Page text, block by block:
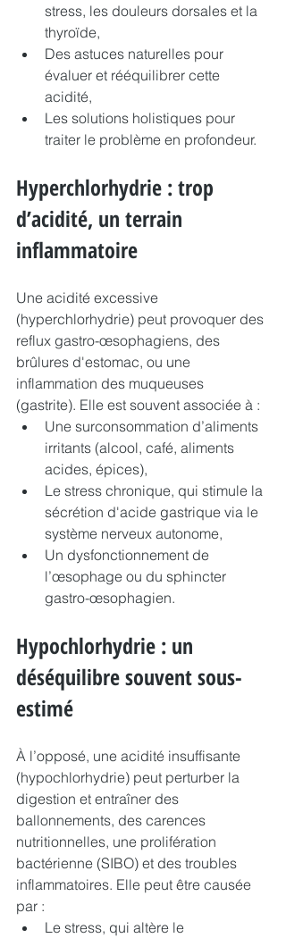
stress, les douleurs dorsales et la
thyroïde,
Des astuces naturelles pour
évaluer et rééquilibrer cette
acidité,
Les solutions holistiques pour
traiter le problème en profondeur.
Hyperchlorhydrie : trop
d’acidité, un terrain
inflammatoire
Une acidité excessive
(hyperchlorhydrie) peut provoquer des
reflux gastro-œsophagiens, des
brûlures d'estomac, ou une
inflammation des muqueuses
(gastrite). Elle est souvent associée à :
Une surconsommation d’aliments
irritants (alcool, café, aliments
acides, épices),
Le stress chronique, qui stimule la
sécrétion d'acide gastrique via le
système nerveux autonome,
Un dysfonctionnement de
l’œsophage ou du sphincter
gastro-œsophagien.
Hypochlorhydrie : un
déséquilibre souvent sous-
estimé
À l’opposé, une acidité insuffisante
(hypochlorhydrie) peut perturber la
digestion et entraîner des
ballonnements, des carences
nutritionnelles, une prolifération
bactérienne (SIBO) et des troubles
inflammatoires. Elle peut être causée
par :
Le stress, qui altère le